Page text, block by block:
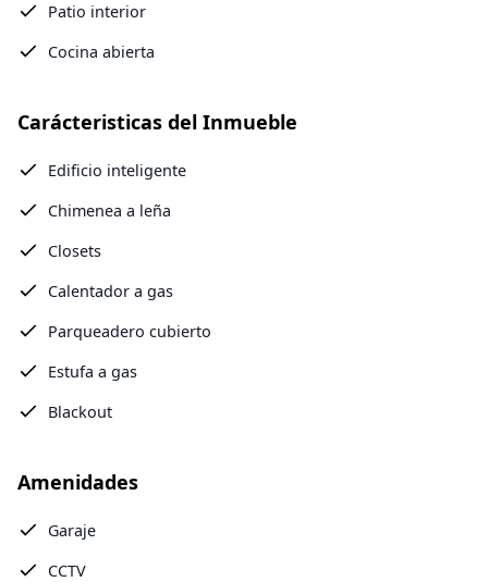
Patio interior
Cocina abierta
Carácteristicas del Inmueble
Edificio inteligente
Chimenea a leña
Closets
Calentador a gas
Parqueadero cubierto
Estufa a gas
Blackout
Amenidades
Garaje
CCTV